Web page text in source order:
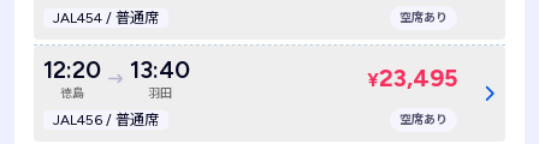
JAL454 / 普通席 空席あり
12:20
徳島
13:40
羽田
JAL456 / 普通席
¥23,495
空席あり